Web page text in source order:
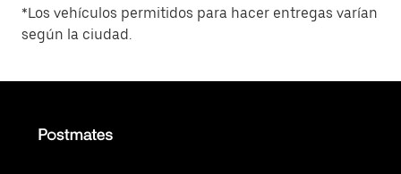
*Los vehículos permitidos para hacer entregas varían
según la ciudad.